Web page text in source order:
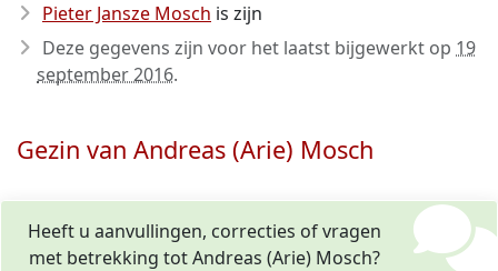
Pieter Jansze Mosch is zijn
Deze gegevens zijn voor het laatst bijgewerkt op 19
september 2016.
Gezin van Andreas (Arie) Mosch
Heeft u aanvullingen, correcties of vragen
met betrekking tot Andreas (Arie) Mosch?